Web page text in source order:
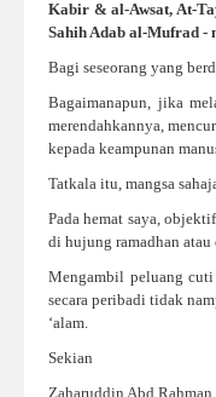
Kabir & al-Awsat, At-
Sahih Adab al-Mufrad -
Bagi seseorang yang
Bagaimanapun, jika
merendahkannya,
kepada keampunan
Tatkala itu, mangsa
Pada hemat saya,
di hujung ramadhan atau
Mengambil peluang
secara peribadi tidak
‘alam.
Sekian
Zaharuddin Abd Rahman